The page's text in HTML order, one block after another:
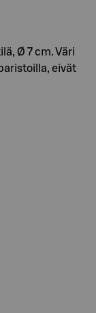
Ø 7 cm. Väri
eivät